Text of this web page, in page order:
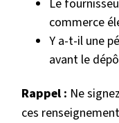
Le
commerce
Y a-t-il une
avant le
Rappel : Ne
ces